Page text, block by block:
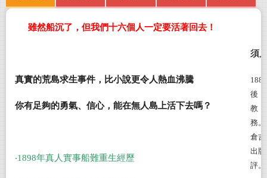
雖然船沉了，但我們十六個人一定要活著回去！
真實的荒島求生事件，比小說更令人熱血沸騰
你有足夠的勇氣、信心，能在無人島上活下去嗎？
‧1898年真人實事船難重生經歷
須
1880
後
教
務。
倉
出
評